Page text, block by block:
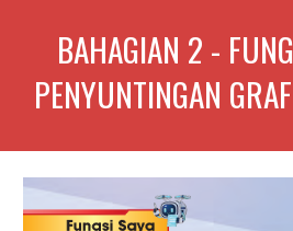
BAHAGIAN 2 -
PENYUNTINGAN